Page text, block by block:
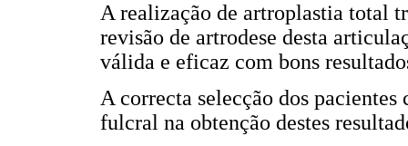
A realização de artroplastia total
revisão de artrodese desta
válida e eficaz com bons
A correcta selecção dos
fulcral na obtenção destes